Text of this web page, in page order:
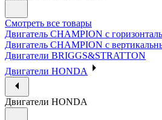
Смотреть все товары
Двигатель CHAMPION с
Двигатель CHAMPION с
Двигатели BRIGGS&STRATTON
Двигатели HONDA
Двигатели HONDA